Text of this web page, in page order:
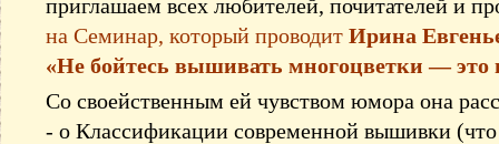
приглашаем всех любителей, почитателей и
на Семинар, который проводит Ирина
«Не бойтесь вышивать многоцветки — это
Со своейственным ей чувством юмора она
- о Классификации современной вышивки